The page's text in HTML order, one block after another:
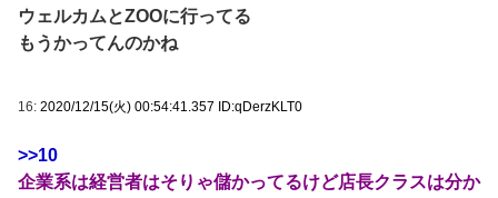
ウェルカムとZOOに行ってる
もうかってんのかね
16: 2020/12/15(火) 00:54:41.357 ID:qDerzKLT0
>>10
企業系は経営者はそりゃ儲かってるけど店長クラスは分か